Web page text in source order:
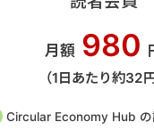
月額 980
（1日あたり約32円
Circular Economy Hub の